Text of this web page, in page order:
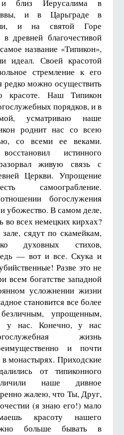
и близ Иерусалима в
и в Царьграде в
и на святой Горе
древней благочестивой
название «Типикон»,
идеал. Своей красотой
стремление к его
редко можно осуществить
красоте. Наш Типикон
порядков, и в
усматриваю наше
роднит нас со всею
со всеми ее веками.
истинного
живую связь с
Церкви. Упрощение
самоограбление.
богослужения
убожество. В самом деле,
всех немецких кирхах?
сядут по скамейкам,
духовных стихов,
— вот и все. Скука и
Разве это не
всем богатстве западной
усложнении жизни
становится все более
упрощенным,
у нас. Конечно, у нас
жизнь
и почти
монастырях. Приходские
от типиконного
наше дивное
жалею, что Ты, Друг,
(я знаю его!) мало
красоту нашего
больше бывать в